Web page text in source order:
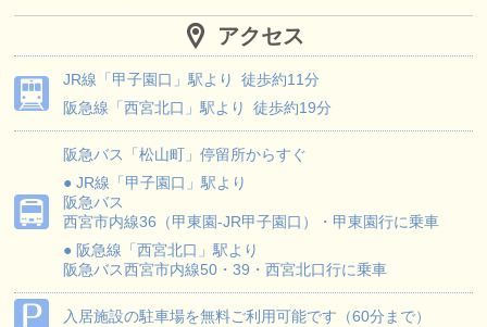
アクセス
JR線 「甲子園口」駅より徒歩約11分
阪急線 「西宮北口」駅より徒歩約19分
阪急バス
「松山町」停留所からすぐ
● JR線「甲子園口」駅より
阪急バス
西宮市内線36（甲東園-JR甲子園口）・甲東園行に乗車
● 阪急線「西宮北口」駅より
阪急バス西宮市内線50・39・西宮北口行に乗車
入居施設の駐車場を無料ご利用可能です（60分まで）